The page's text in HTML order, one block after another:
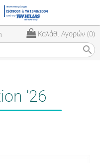
Καλάθι Αγορών (0)
search
'26